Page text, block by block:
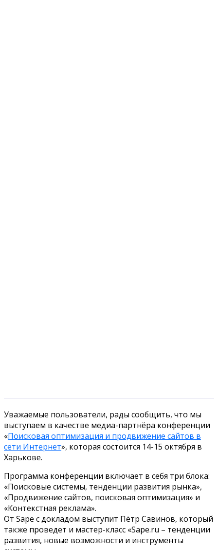
Уважаемые пользователи, рады сообщить, что мы
выступаем в качестве медиа-партнёра конференции
«Поисковая оптимизация и продвижение сайтов в
сети Интернет», которая состоится 14-15 октября в
Харькове.
Программа конференции включает в себя три блока:
«Поисковые системы, тенденции развития рынка»,
«Продвижение сайтов, поисковая оптимизация» и
«Контекстная реклама».
От Sape с докладом выступит Пётр Савинов, который
также проведет и мастер-класс «Sape.ru – тенденции
развития, новые возможности и инструменты